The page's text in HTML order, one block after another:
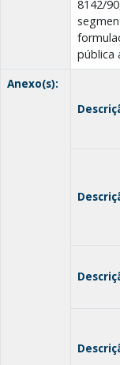
8142/
pública
Anexo(s):